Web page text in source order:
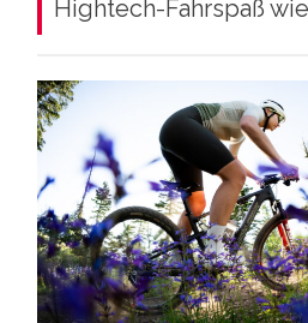
Hightech-Fahrspaß